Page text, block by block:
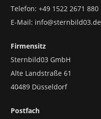
Telefon: +49 1522 2671 880
E-Mail: info@sternbild03.de
Firmensitz
Sternbild03 GmbH
Alte Landstraße 61
40489 Düsseldorf
Postfach